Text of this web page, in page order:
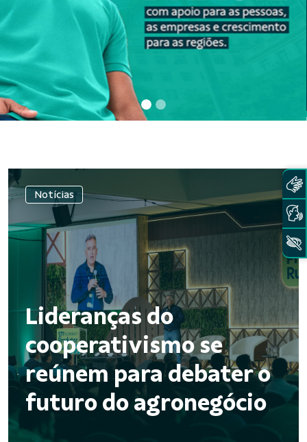
Notícias
Lideranças do
cooperativismo se
reúnem para debater o
futuro do agronegócio